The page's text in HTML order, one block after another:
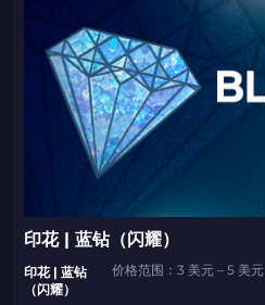
印花 | 蓝钻（闪耀）
印花 | 蓝钻
（闪耀）
价格范围：3 美元 – 5 美元